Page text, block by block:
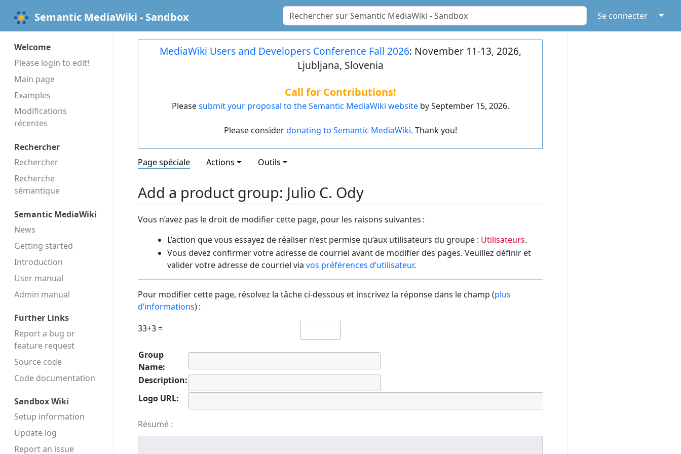
Semantic MediaWiki - Sandbox Se connecter ↓
Welcome
Please login to edit!
Main page
Examples
Modifications
récentes
Rechercher
Rechercher
Recherche
sémantique
Semantic MediaWiki
News
Getting started
Introduction
User manual
Admin manual
Further Links
Report a bug or
feature request
Source code
Code docu­mentation
Sandbox Wiki
Setup information
Update log
Report an issue
MediaWiki Users and Developers Conference Fall 2026: November 11-13, 2026,
Ljubljana, Slovenia
Call for Contributions!
Pleasesubmit your proposal to the Semantic MediaWiki websiteby September 15, 2026.
Please considerdonating to Semantic MediaWiki. Thank you!
Page spéciale Actions Outils
Add a product group: Julio C. Ody
Vous n’avez pas le droit de modifier cette page, pour les raisons suivantes :
L’action que vous essayez de réaliser n’est permise qu’aux utilisateurs du groupe : Utilisateurs.
Vous devez confirmer votre adresse de courriel avant de modifier des pages. Veuillez définir et
valider votre adresse de courriel via vos préférences d’utilisateur.
Pour modifier cette page, résolvez la tâche ci-dessous et inscrivez la réponse dans le champ (plus
d’informations) :
33+3 =
Group
Name:
Description:
Logo URL:
Résumé :